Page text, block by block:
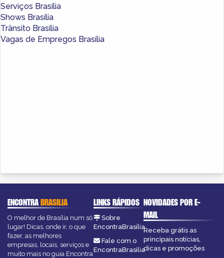
Serviços Brasília
Shows Brasília
Trânsito Brasília
Vagas de Empregos Brasília
ENCONTRABRASILIA
O melhor de Brasília num só
lugar! Dicas, onde ir, o que
fazer, as melhores
empresas, locais, serviços e
muito mais no guia Encontra
LINKS RÁPIDOS
Sobre
EncontraBrasilia
Fale com o
EncontraBrasilia
NOVIDADES POR E-
MAIL
Receba grátis as
principais notícias,
dicas e promoções